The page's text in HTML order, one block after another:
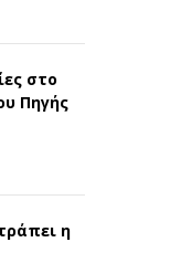
στο
Πηγής
η